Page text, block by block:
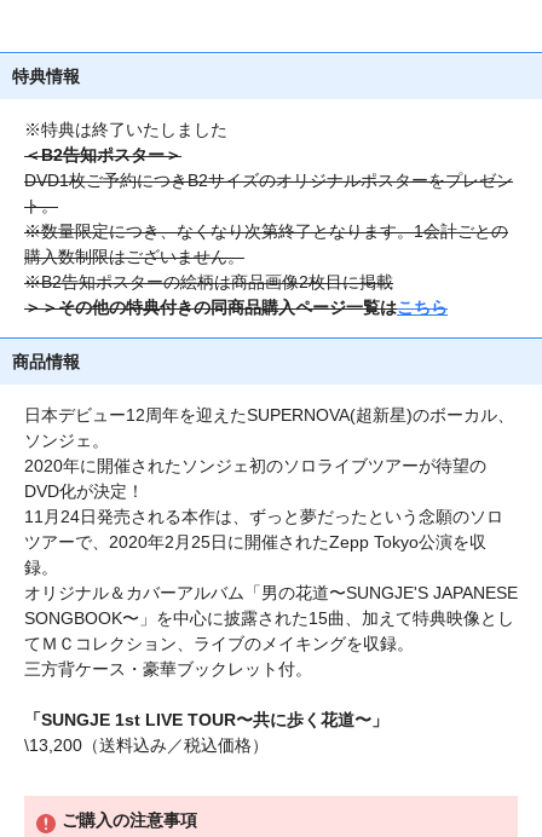
特典情報
※特典は終了いたしました
＜B2告知ポスター＞
DVD1枚ご予約につきB2サイズのオリジナルポスターをプレゼン
ト。
※数量限定につき、なくなり次第終了となります。1会計ごとの
購入数制限はございません。
※B2告知ポスターの絵柄は商品画像2枚目に掲載
＞＞その他の特典付きの同商品購入ページ一覧はこちら
商品情報
日本デビュー12周年を迎えたSUPERNOVA(超新星)のボーカル、
ソンジェ。
2020年に開催されたソンジェ初のソロライブツアーが待望の
DVD化が決定！
11月24日発売される本作は、ずっと夢だったという念願のソロ
ツアーで、2020年2月25日に開催されたZepp Tokyo公演を収
録。
オリジナル＆カバーアルバム「男の花道〜SUNGJE'S JAPANESE
SONGBOOK〜」を中心に披露された15曲、加えて特典映像とし
てＭＣコレクション、ライブのメイキングを収録。
三方背ケース・豪華ブックレット付。
「SUNGJE 1st LIVE TOUR〜共に歩く花道〜」
\13,200（送料込み／税込価格）
ご購入の注意事項